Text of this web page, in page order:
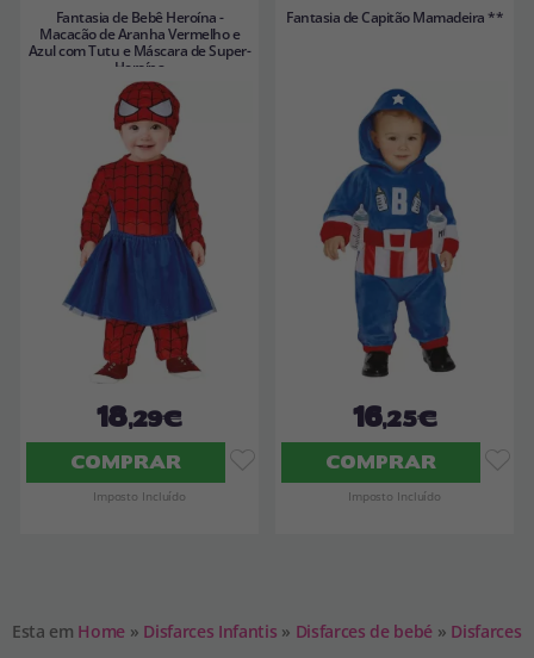
Fantasia de Bebê Heroína -
Macacão de Aranha Vermelho e
Azul com Tutu e Máscara de Super-
Heroína
18,29€
COMPRAR
Imposto Incluído
Fantasia de Capitão Mamadeira **
16,25€
COMPRAR
Imposto Incluído
Esta em Home » Disfarces Infantis » Disfarces de bebé » Disfarces